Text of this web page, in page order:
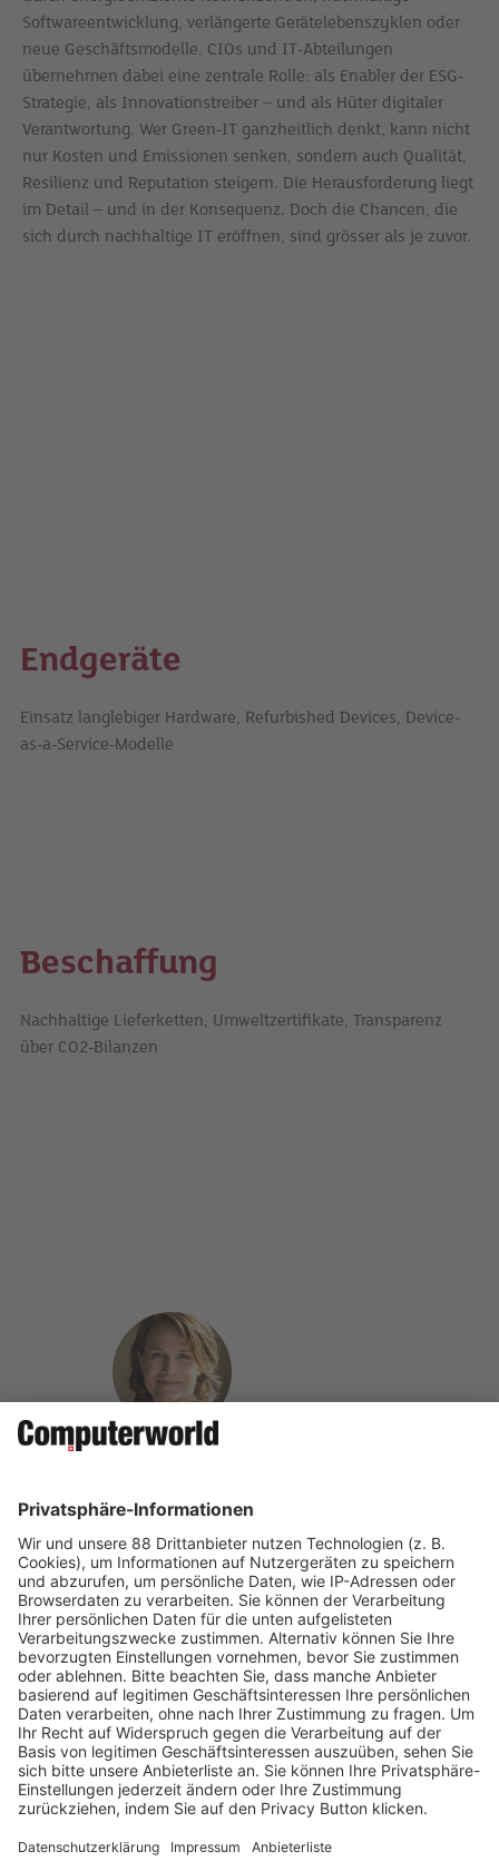
Softwareentwicklung, verlängerte Gerätelebenszyklen oder
neue Geschäftsmodelle. CIOs und IT-Abteilungen
übernehmen dabei eine zentrale Rolle: als Enabler der ESG-
Strategie, als Innovationstreiber – und als Hüter digitaler
Verantwortung. Wer Green-IT ganzheitlich denkt, kann nicht
nur Kosten und Emissionen senken, sondern auch Qualität,
Resilienz und Reputation steigern. Die Herausforderung liegt
im Detail – und in der Konsequenz. Doch die Chancen, die
sich durch nachhaltige IT eröffnen, sind grösser als je zuvor.
Endgeräte
Einsatz langlebiger Hardware, Refurbished Devices, Device-
as-a-Service-Modelle
Beschaffung
Nachhaltige Lieferketten, Umweltzertifikate, Transparenz
über CO2-Bilanzen
Deutschland, Südafrika und in den USA in den Bereichen
Softwareentwicklung und ITProjekte gearbeitet.
Auf Social Media teilen
KANTONSSPITAL BADEN: EI
N SPITAL DENKT DIGITAL